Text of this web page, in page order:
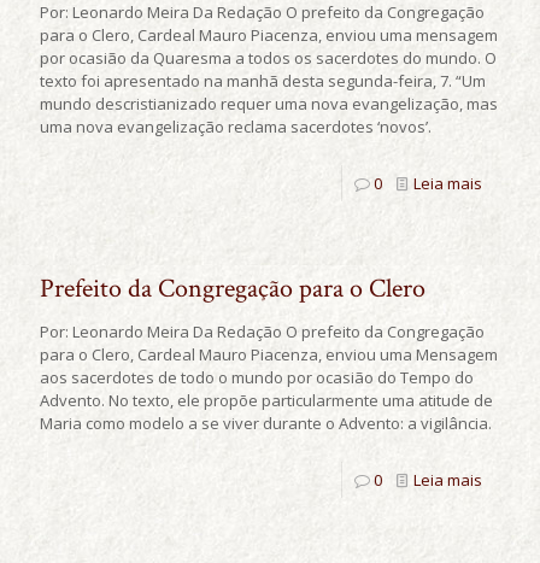
Por: Leonardo Meira Da Redação O prefeito da Congregação
para o Clero, Cardeal Mauro Piacenza, enviou uma mensagem
por ocasião da Quaresma a todos os sacerdotes do mundo. O
texto foi apresentado na manhã desta segunda-feira, 7. “Um
mundo descristianizado requer uma nova evangelização, mas
uma nova evangelização reclama sacerdotes ‘novos’.
0 Leia mais
Prefeito da Congregação para o Clero
Por: Leonardo Meira Da Redação O prefeito da Congregação
para o Clero, Cardeal Mauro Piacenza, enviou uma Mensagem
aos sacerdotes de todo o mundo por ocasião do Tempo do
Advento. No texto, ele propõe particularmente uma atitude de
Maria como modelo a se viver durante o Advento: a vigilância.
0 Leia mais